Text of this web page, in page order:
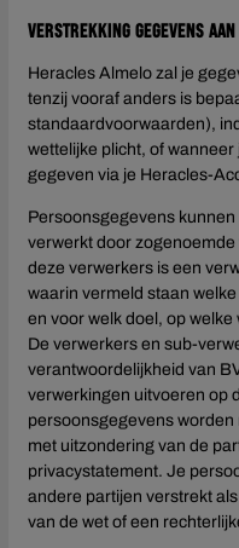
Verstrekking gegevens aan
Heracles Almelo zal je
tenzij vooraf anders is
standaardvoorwaarden),
wettelijke plicht, of
gegeven via je Heracles-
Persoonsgegevens
verwerkt door
deze verwerkers is een
waarin vermeld staan
en voor welk doel, op
De verwerkers en sub-
verantwoordelijkheid van
verwerkingen uitvoeren op
persoonsgegevens
met uitzondering van de
privacystatement. Je
andere partijen verstrekt
van de wet of een